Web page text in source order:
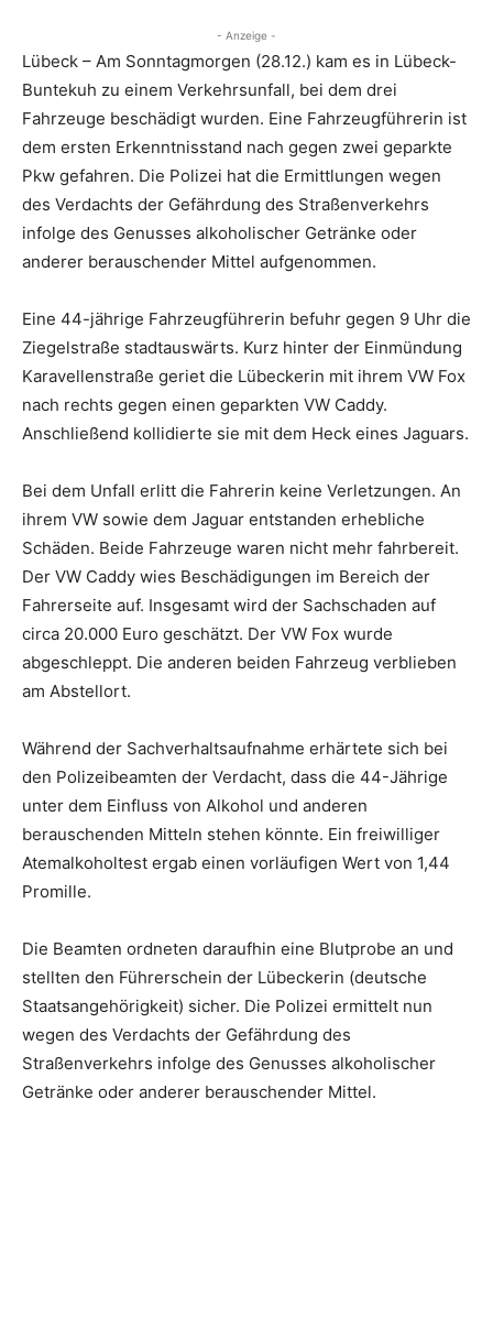
- Anzeige -
Lübeck – Am Sonntagmorgen (28.12.) kam es in Lübeck-
Buntekuh zu einem Verkehrsunfall, bei dem drei
Fahrzeuge beschädigt wurden. Eine Fahrzeugführerin ist
dem ersten Erkenntnisstand nach gegen zwei geparkte
Pkw gefahren. Die Polizei hat die Ermittlungen wegen
des Verdachts der Gefährdung des Straßenverkehrs
infolge des Genusses alkoholischer Getränke oder
anderer berauschender Mittel aufgenommen.
Eine 44-jährige Fahrzeugführerin befuhr gegen 9 Uhr die
Ziegelstraße stadtauswärts. Kurz hinter der Einmündung
Karavellenstraße geriet die Lübeckerin mit ihrem VW Fox
nach rechts gegen einen geparkten VW Caddy.
Anschließend kollidierte sie mit dem Heck eines Jaguars.
Bei dem Unfall erlitt die Fahrerin keine Verletzungen. An
ihrem VW sowie dem Jaguar entstanden erhebliche
Schäden. Beide Fahrzeuge waren nicht mehr fahrbereit.
Der VW Caddy wies Beschädigungen im Bereich der
Fahrerseite auf. Insgesamt wird der Sachschaden auf
circa 20.000 Euro geschätzt. Der VW Fox wurde
abgeschleppt. Die anderen beiden Fahrzeug verblieben
am Abstellort.
Während der Sachverhaltsaufnahme erhärtete sich bei
den Polizeibeamten der Verdacht, dass die 44-Jährige
unter dem Einfluss von Alkohol und anderen
berauschenden Mitteln stehen könnte. Ein freiwilliger
Atemalkoholtest ergab einen vorläufigen Wert von 1,44
Promille.
Die Beamten ordneten daraufhin eine Blutprobe an und
stellten den Führerschein der Lübeckerin (deutsche
Staatsangehörigkeit) sicher. Die Polizei ermittelt nun
wegen des Verdachts der Gefährdung des
Straßenverkehrs infolge des Genusses alkoholischer
Getränke oder anderer berauschender Mittel.